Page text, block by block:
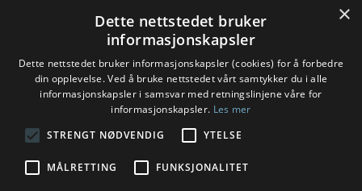
Til toppen
Spesialisert advokat innen erstatning etter
trafikkskade og pasientskade.
×
Dette nettstedet bruker
informasjonskapsler
Dette nettstedet bruker informasjonskapsler (cookies) for å forbedre
din opplevelse. Ved å bruke nettstedet vårt samtykker du i alle
informasjonskapsler i samsvar med retningslinjene våre for
informasjonskapsler. Les mer
STRENGT NØDVENDIG
YTELSE
MÅLRETTING FUNKSJONALITET